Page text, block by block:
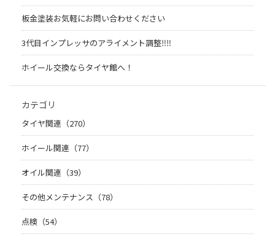
板金塗装お気軽にお問い合わせください
3代目インプレッサのアライメント調整‼︎‼︎
ホイール交換ならタイヤ館へ！
カテゴリ
タイヤ関連（270）
ホイール関連（77）
オイル関連（39）
その他メンテナンス（78）
点検（54）